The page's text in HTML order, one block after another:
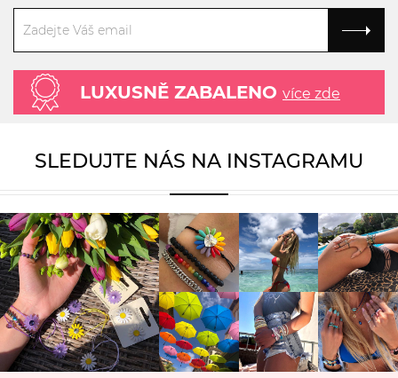
LUXUSNĚ ZABALENO více zde
SLEDUJTE NÁS NA INSTAGRAMU